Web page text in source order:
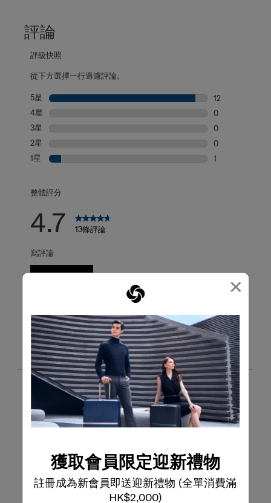
×
獲取會員限定迎新禮物
註冊成為新會員即送迎新禮物 (全單消費滿
HK$2,000)
評論
評級快照
從下方選擇一行過濾評論。
5星 星級
12
4星 星級
0
3星 星級
0
2星 星級
0
1星 星級
1
整體評分
4.7 13條評論
寫評論
新增評論將需要有效的電子郵件以進行驗證
客戶圖片和影片
篩選評論